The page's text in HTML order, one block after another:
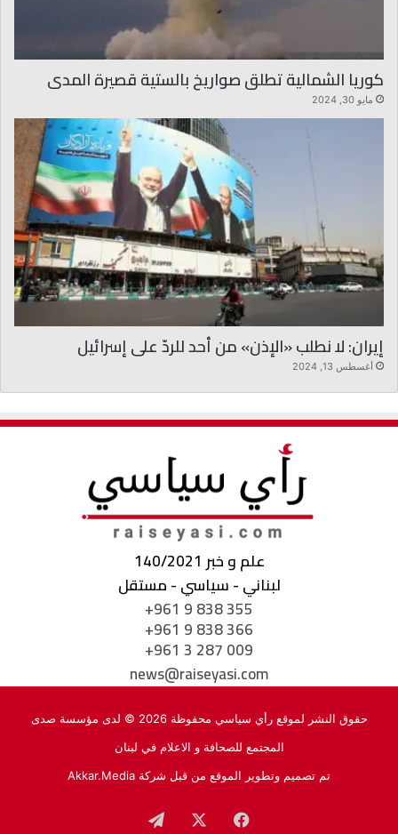
كوريا الشمالية تطلق صواريخ بالستية قصيرة المدى
مايو 30, 2024
إيران: لا نطلب «الإذن» من أحد للردّ على إسرائيل
أغسطس 13, 2024
علم و خبر 140/2021
لبناني - سياسي - مستقل
+961 9 838 355
+961 9 838 366
+961 3 287 009
news@raiseyasi.com
حقوق النشر لموقع رأي سياسي محفوظة 2026 © لدى مؤسسة صدى
المجتمع للصحافة و الاعلام في لبنان
تم تصميم وتطوير الموقع من قبل شركة Akkar.Media
فيسبوك تيلقرام